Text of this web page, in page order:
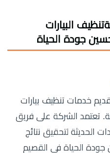
البيارات
جودة الحياة
خدمات تنظيف بيارات
تعتمد الشركة على فريق
الحديثة لتحقيق نتائج
الحياة في القصيم